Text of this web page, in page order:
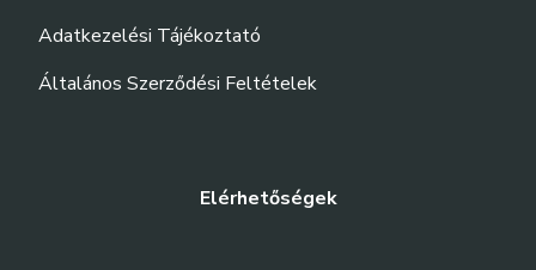
Adatkezelési Tájékoztató
Általános Szerződési Feltételek
Elérhetőségek